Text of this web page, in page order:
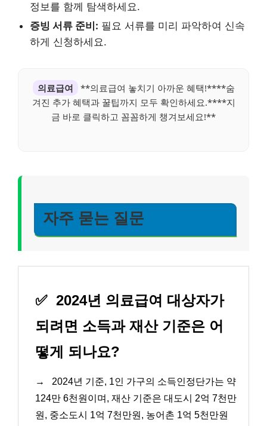
정보를 함께 탐색하세요.
증빙 서류 준비: 필요 서류를 미리 파악하여 신속
하게 신청하세요.
의료급여
**의료급여 놓치기 아까운 혜택!****숨
겨진 추가 혜택과 꿀팁까지 모두 확인하세요.****지
금 바로 클릭하고 꼼꼼하게 챙겨보세요!**
자주 묻는 질문
✅ 2024년 의료급여 대상자가
되려면 소득과 재산 기준은 어
떻게 되나요?
→
2024년 기준, 1인 가구의 소득인정단가는 약
124만 6천원이며, 재산 기준은 대도시 2억 7천만
원, 중소도시 1억 7천만원, 농어촌 1억 5천만원